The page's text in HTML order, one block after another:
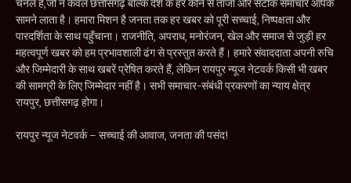
चैनल है,जो न केवल छत्तीसगढ़ बल्कि देश के हर कोने से ताजा और सटीक समाचार आपके
सामने लाता है। हमारा मिशन है जनता तक हर खबर को पूरी सच्चाई, निष्पक्षता और
पारदर्शिता के साथ पहुँचाना। राजनीति, अपराध, मनोरंजन, खेल और समाज से जुड़ी हर
महत्वपूर्ण खबर को हम प्रभावशाली ढंग से प्रस्तुत करते हैं। हमारे संवाददाता अपनी रुचि
और जिम्मेदारी के साथ खबरें प्रेषित करते हैं, लेकिन रायपुर न्यूज नेटवर्क किसी भी खबर
की सामग्री के लिए जिम्मेदार नहीं है। सभी समाचार-संबंधी प्रकरणों का न्याय क्षेत्र
रायपुर, छत्तीसगढ़ होगा।
रायपुर न्यूज नेटवर्क – सच्चाई की आवाज, जनता की पसंद!